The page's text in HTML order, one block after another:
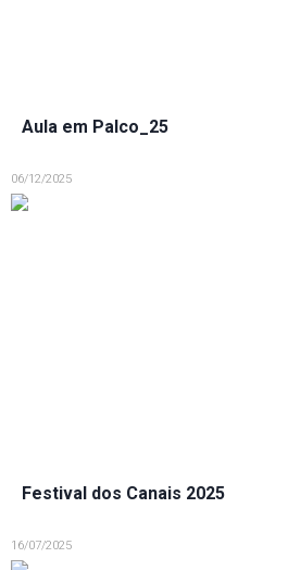
Aula em Palco_25
06/12/2025
Festival dos Canais 2025
16/07/2025